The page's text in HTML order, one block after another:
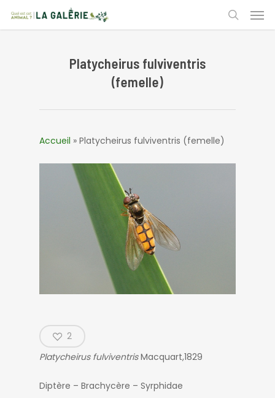
main
search
Platycheirus fulviventris
(femelle)
Accueil » Platycheirus fulviventris (femelle)
2
Platycheirus fulviventrisMacquart,1829
Diptère – Brachycère – Syrphidae